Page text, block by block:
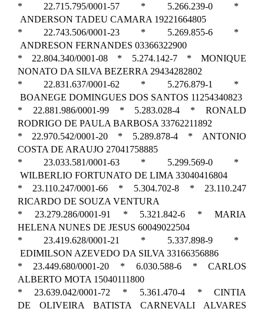
* 22.715.795/0001-57 * 5.266.239-0 *
ANDERSON TADEU CAMARA 19221664805
* 22.743.506/0001-23 * 5.269.855-6 *
ANDRESON FERNANDES 03366322900
* 22.804.340/0001-08 * 5.274.142-7 * MONIQUE
NONATO DA SILVA BEZERRA 29434282802
* 22.831.637/0001-62 * 5.276.879-1 *
BOANEGE DOMINGUES DOS SANTOS 11254340823
* 22.881.986/0001-99 * 5.283.028-4 * RONALD
RODRIGO DE PAULA BARBOSA 33762211892
* 22.970.542/0001-20 * 5.289.878-4 * ANTONIO
COSTA DE ARAUJO 27041758885
* 23.033.581/0001-63 * 5.299.569-0 *
WILBERLIO FORTUNATO DE LIMA 33040416804
* 23.110.247/0001-66 * 5.304.702-8 * 23.110.247
RICARDO DE SOUZA VENTURA
* 23.279.286/0001-91 * 5.321.842-6 * MARIA
HELENA NUNES DE JESUS 60049022504
* 23.419.628/0001-21 * 5.337.898-9 *
EDIMILSON AZEVEDO DA SILVA 33166356886
* 23.449.680/0001-20 * 6.030.588-6 * CARLOS
ALBERTO MOTA 15040111800
* 23.639.042/0001-72 * 5.361.470-4 * CINTIA
DE OLIVEIRA BATISTA CARNEVALI ALVARES